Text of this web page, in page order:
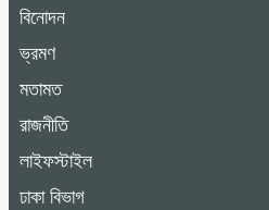
বিনোদন
ভ্রমণ
মতামত
রাজনীতি
লাইফস্টাইল
ঢাকা বিভাগ